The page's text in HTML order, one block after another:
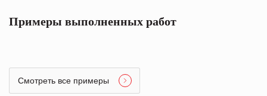
Примеры выполненных работ
Смотреть все примеры